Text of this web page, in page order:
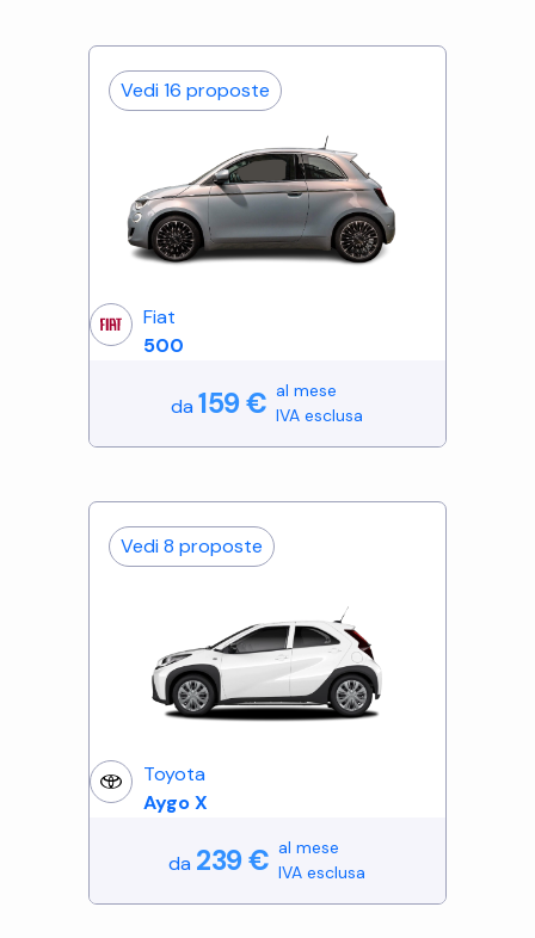
Vedi 16 proposte
Fiat
500
da 159€ al mese
IVA esclusa
Vedi 8 proposte
Toyota
Aygo X
da 239€ al mese
IVA esclusa